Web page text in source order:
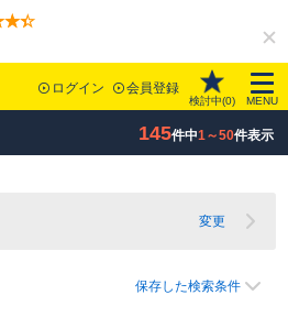
ログイン 会員登録
検討中(0) MENU
145件中1～50件表示
変更
保存した検索条件